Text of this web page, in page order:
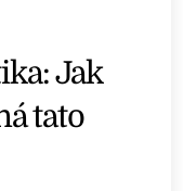
Jak
tato